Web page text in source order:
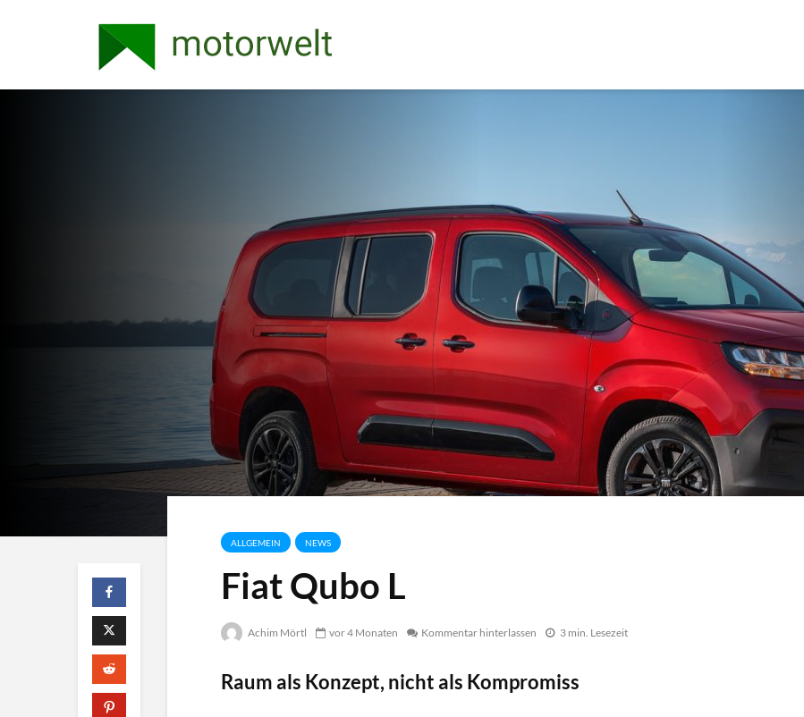
ALLGEMEIN NEWS
Fiat Qubo L
Achim Mörtl vor 4 Monaten Kommentar hinterlassen 3 min. Lesezeit
Raum als Konzept, nicht als Kompromiss